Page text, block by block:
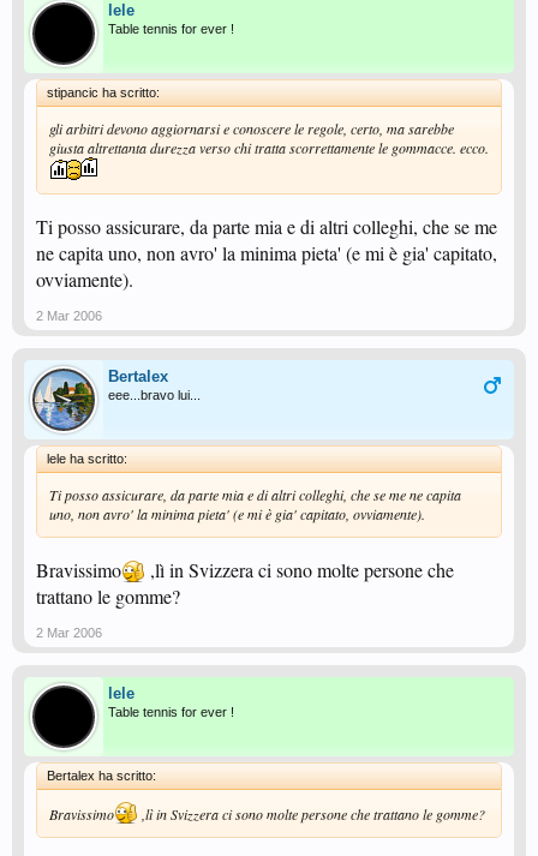
lele
Table tennis for ever !
stipancic ha scritto:
gli arbitri devono aggiornarsi e conoscere le regole, certo, ma sarebbe
giusta altrettanta durezza verso chi tratta scorrettamente le gommacce. ecco.
Ti posso assicurare, da parte mia e di altri colleghi, che se me
ne capita uno, non avro' la minima pieta' (e mi è gia' capitato,
ovviamente).
2 Mar 2006
Bertalex
eee...bravo lui...
lele ha scritto:
Ti posso assicurare, da parte mia e di altri colleghi, che se me ne capita
uno, non avro' la minima pieta' (e mi è gia' capitato, ovviamente).
Bravissimo
,lì in Svizzera ci sono molte persone che
trattano le gomme?
2 Mar 2006
lele
Table tennis for ever !
Bertalex ha scritto:
Bravissimo ,lì in Svizzera ci sono molte persone che trattano le gomme?